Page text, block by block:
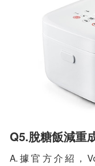
Q5.脫糖飯減重
A.據官方介紹，